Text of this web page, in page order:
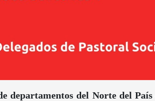
departamentos del Norte del